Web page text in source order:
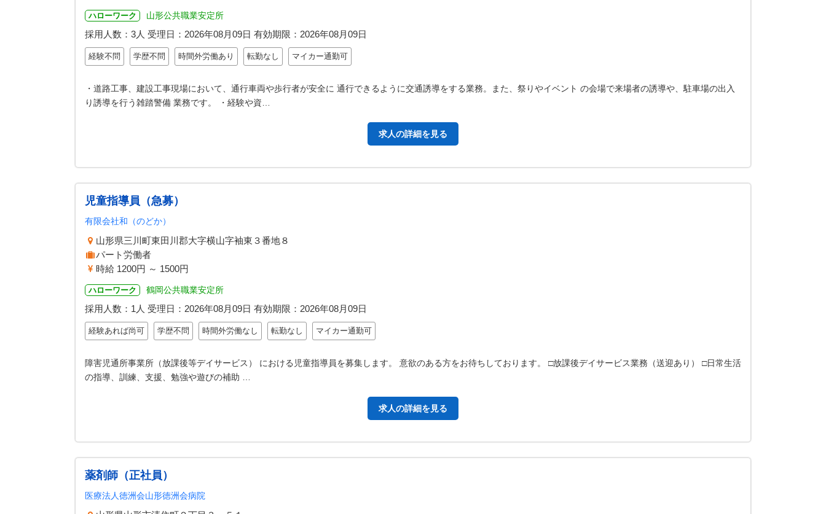
ハローワーク 山形公共職業安定所
採用人数：3人 受理日： 2026年08月09日 有効期限： 2026年08月09日
経験不問 学歴不問 時間外労働あり 転勤なし マイカー通勤可
・道路工事、建設工事現場において、通行車両や歩行者が安全に 通行できるように交通誘導をする業務。また、祭りやイベント の会場で来場者の誘導や、駐車場の出入
り誘導を行う雑踏警備 業務です。 ・経験や資…
求人の詳細を見る
児童指導員（急募）
有限会社和（のどか）
山形県三川町東田川郡大字横山字袖東３番地８
パート労働者
時給 1200円 ～ 1500円
ハローワーク 鶴岡公共職業安定所
採用人数：1人 受理日： 2026年08月09日 有効期限： 2026年08月09日
経験あれば尚可 学歴不問 時間外労働なし 転勤なし マイカー通勤可
障害児通所事業所（放課後等デイサービス） における児童指導員を募集します。 意欲のある方をお待ちしております。 □放課後デイサービス業務（送迎あり） □日常生活
の指導、訓練、支援、勉強や遊びの補助 …
求人の詳細を見る
薬剤師（正社員）
医療法人徳洲会山形徳洲会病院